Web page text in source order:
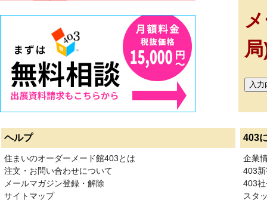
ヘルプ 403
住まいのオーダーメード館403とは
注文・お問い合わせについて
メールマガジン登録・解除
サイトマップ
企業
403
403
スタ